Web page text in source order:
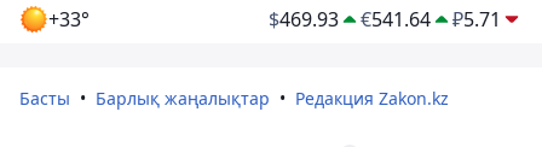
+33° $469.93 €541.64 ₽5.71
Басты Барлық жаңалықтар Редакция Zakon.kz